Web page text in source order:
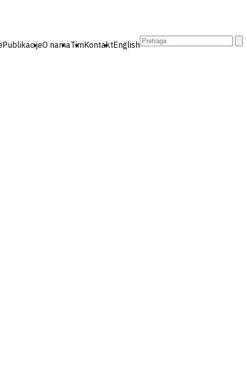
PublikacijeO namaTimKontaktEnglishPretraga: